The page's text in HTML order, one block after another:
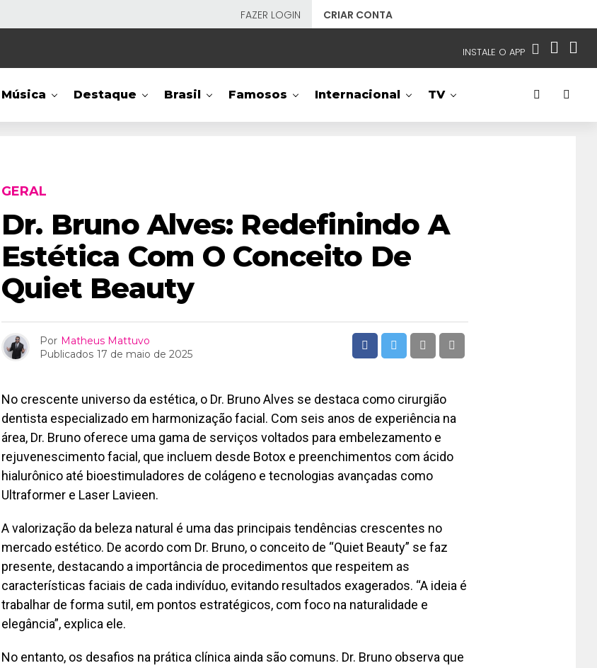
FAZER LOGIN CRIAR CONTA
INSTALE O APP
NOSSAS REDES APP TV SBT
Música Destaque Brasil Famosos Internacional TV
GERAL
Dr. Bruno Alves: Redefinindo A
Estética Com O Conceito De
Quiet Beauty
Por Matheus Mattuvo
Publicados 17 de maio de 2025
No crescente universo da estética, o Dr. Bruno Alves se destaca como cirurgião
dentista especializado em harmonização facial. Com seis anos de experiência na
área, Dr. Bruno oferece uma gama de serviços voltados para embelezamento e
rejuvenescimento facial, que incluem desde Botox e preenchimentos com ácido
hialurônico até bioestimuladores de colágeno e tecnologias avançadas como
Ultraformer e Laser Lavieen.
A valorização da beleza natural é uma das principais tendências crescentes no
mercado estético. De acordo com Dr. Bruno, o conceito de “Quiet Beauty” se faz
presente, destacando a importância de procedimentos que respeitem as
características faciais de cada indivíduo, evitando resultados exagerados. “A ideia é
trabalhar de forma sutil, em pontos estratégicos, com foco na naturalidade e
elegância”, explica ele.
No entanto, os desafios na prática clínica ainda são comuns. Dr. Bruno observa que